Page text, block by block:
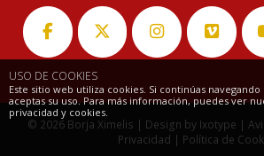
USO DE COOKIES
Este sitio web utiliza cookies. Si continúas
aceptas su uso. Para más información, puedes ver
privacidad y cookies.
© 2026 Borja Ximelis | Design by Ixotype |
Privacidad | Política de